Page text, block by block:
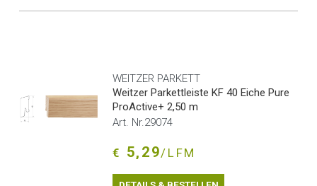
WEITZER PARKETT
Weitzer Parkettleiste KF 40 Eiche Pure
ProActive+ 2,50 m
Art. Nr.29074
€ 5,29/LFM